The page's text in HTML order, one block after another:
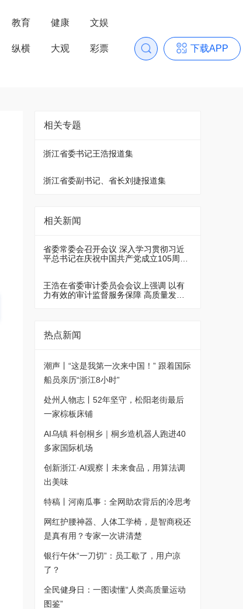
教育 健康 文娱
纵横 大观 彩票 下载APP
相关专题
浙江省委书记王浩报道集
浙江省委副书记、省长刘捷报道集
相关新闻
省委常委会召开会议 深入学习贯彻习近
平总书记在庆祝中国共产党成立105周年
王浩在省委审计委员会会议上强调 以有
力有效的审计监督服务保障 高质量发展
热点新闻
潮声丨“这是我第一次来中国！” 跟着国际
船员亲历“浙江8小时”
处州人物志丨52年坚守，松阳老街最后
一家棕板床铺
AI乌镇 科创桐乡｜桐乡造机器人跑进40
多家国际机场
创新浙江·AI观察丨未来食品，用算法调
出美味
特稿丨河南瓜事：全网助农背后的冷思考
网红护腰神器、人体工学椅，是智商税还
是真有用？专家一次讲清楚
银行午休“一刀切”：员工歇了，用户凉
了？
全民健身日：一图读懂“人类高质量运动
图鉴”